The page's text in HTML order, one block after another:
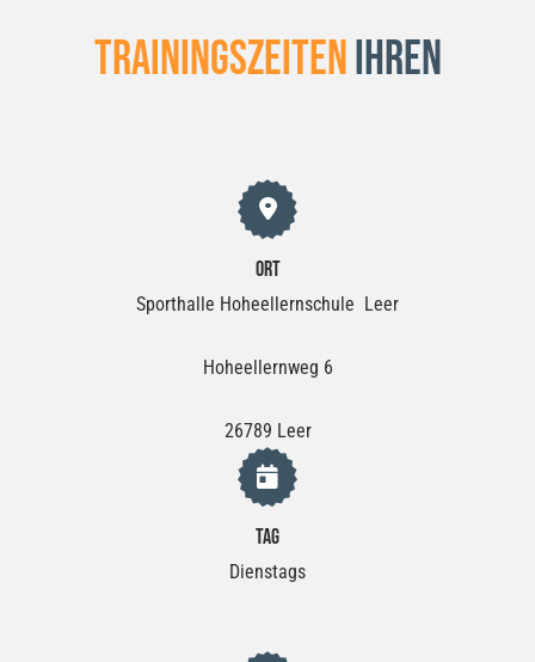
TrainingszeitenIhren
Ort
Sporthalle Hoheellernschule Leer
Hoheellernweg 6
26789 Leer
Tag
Dienstags